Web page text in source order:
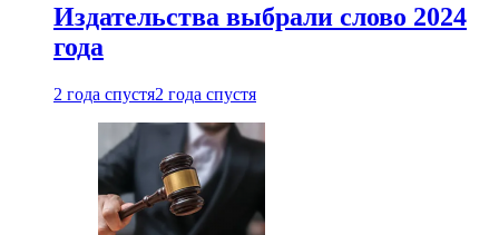
Издательства выбрали слово 2024
года
2 года спустя2 года спустя